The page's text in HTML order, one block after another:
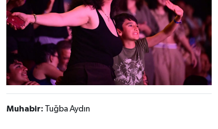
Muhabir: Tuğba Aydın